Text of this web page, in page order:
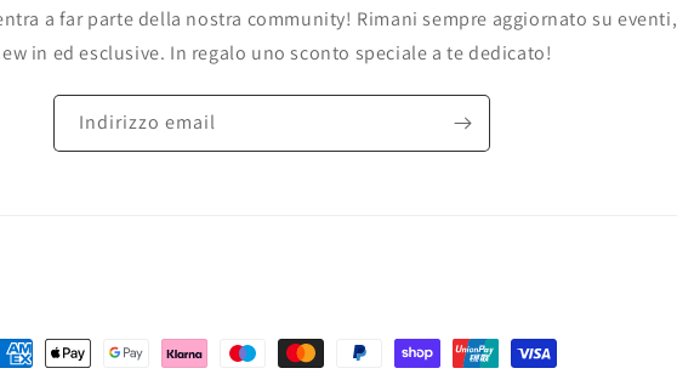
a far parte della nostra community! Rimani sempre aggiornato su eventi,
in ed esclusive. In regalo uno sconto speciale a te dedicato!
Indirizzo email